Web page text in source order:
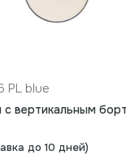
до 10 дней)
PL blue
с вертикальным